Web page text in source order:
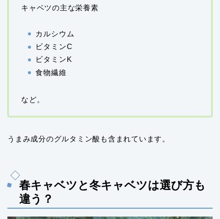
キャベツの主な栄養素
カルシウム
ビタミンC
ビタミンK
食物繊維
など。
うまみ成分のグルタミン酸も含まれています。
春キャベツと冬キャベツは選び方も
違う？